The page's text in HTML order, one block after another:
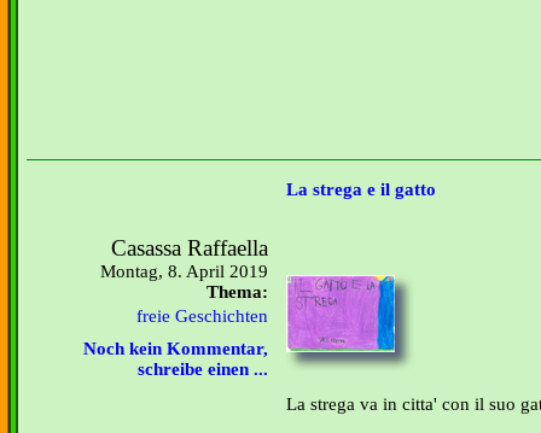
La strega e il gatto
Casassa Raffaella
Montag, 8. April 2019
Thema:
freie Geschichten
Noch kein Kommentar,
schreibe einen ...
La strega va in citta' con il suo